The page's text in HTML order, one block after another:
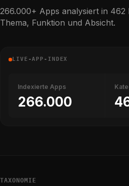
266.000+ Apps analysiert in 462
Thema, Funktion und Absicht.
LIVE-APP-INDEX
Indexierte Apps
266.000
TAXONOMIE